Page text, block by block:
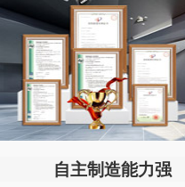
自主制造能力强